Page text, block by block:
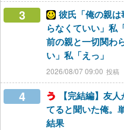
3
彼氏「俺の親
らなくていい」私
前の親と一切関わ
い」私「えっ」
2026/08/07 09:00
4
【完結編】友
てると聞いた俺。
結果